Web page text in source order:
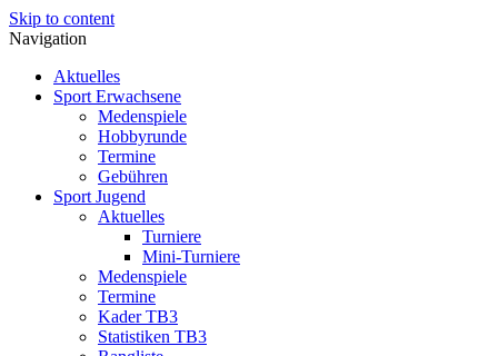
Skip to content
Navigation
Aktuelles
Sport Erwachsene
Medenspiele
Hobbyrunde
Termine
Gebühren
Sport Jugend
Aktuelles
Turniere
Mini-Turniere
Medenspiele
Termine
Kader TB3
Statistiken TB3